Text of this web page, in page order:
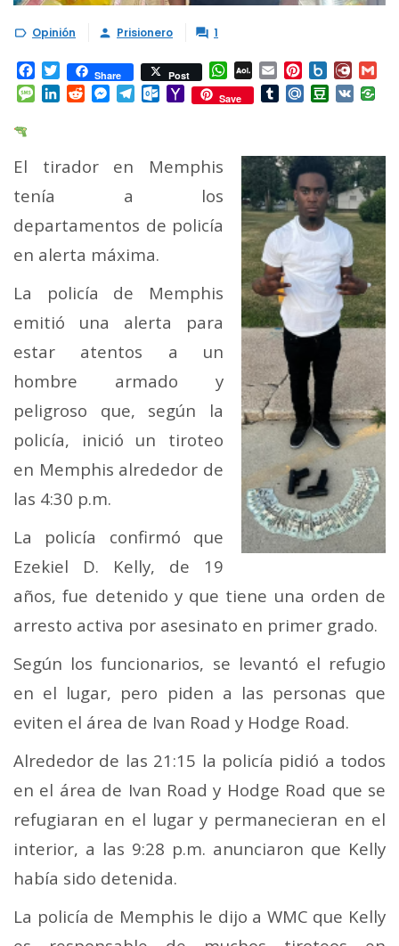
 Opinión  Prisionero  1
Facebook
TwitterShare Post WhatsApp
AOL
Mail
Email Pinterest
Box.net
Message
LinkedInRedditMessenger
TelegramOutlook.com
YahooSave TumblrMail.RuDouban
VK
El tirador en Memphis
tenía a los
departamentos de policía
en alerta máxima.
La policía de Memphis
emitió una alerta para
estar atentos a un
hombre armado y
peligroso que, según la
policía, inició un tiroteo
en Memphis alrededor de
las 4:30 p.m.
La policía confirmó que
Ezekiel D. Kelly, de 19
años, fue detenido y que tiene una orden de
arresto activa por asesinato en primer grado.
Según los funcionarios, se levantó el refugio
en el lugar, pero piden a las personas que
eviten el área de Ivan Road y Hodge Road.
Alrededor de las 21:15 la policía pidió a todos
en el área de Ivan Road y Hodge Road que se
refugiaran en el lugar y permanecieran en el
interior, a las 9:28 p.m. anunciaron que Kelly
había sido detenida.
La policía de Memphis le dijo a WMC que Kelly